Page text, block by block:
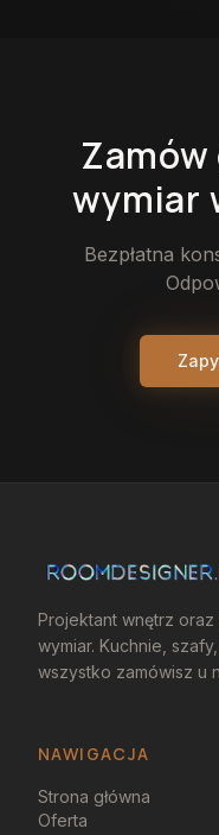
Zamów
wymiar
Bezpłatna
Projektant wnętrz
wymiar. Kuchnie,
wszystko zamówisz u
NAWIGACJA
Strona główna
Oferta